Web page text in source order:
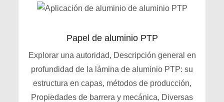
Papel de aluminio PTP
Explorar una autoridad, Descripción general en
profundidad de la lámina de aluminio PTP: su
estructura en capas, métodos de producción,
Propiedades de barrera y mecánica, Diversas